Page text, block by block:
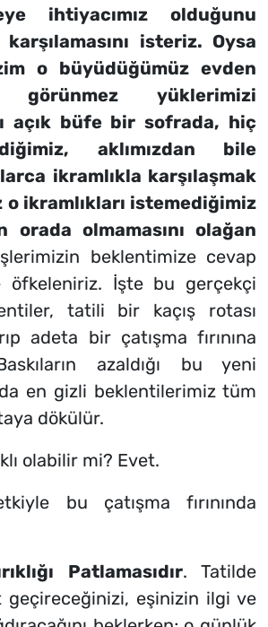
ihtiyacımız olduğunu
isteriz. Oysa
o büyüdüğümüz evden
görünmez yüklerimizi
açık büfe bir sofrada, hiç
aklımızdan bile
ikramlıkla karşılaşmak
ikramlıkları istemediğimiz
orada olmamasını olağan
beklentimize cevap
öfkeleniriz. İşte bu gerçekçi
tatili bir kaçış rotası
adeta bir çatışma fırınına
azaldığı bu yeni
en gizli beklentilerimiz tüm
dökülür.
olabilir mi? Evet.
bu çatışma fırınında
Patlamasıdır. Tatilde
geçireceğinizi, eşinizin ilgi ve